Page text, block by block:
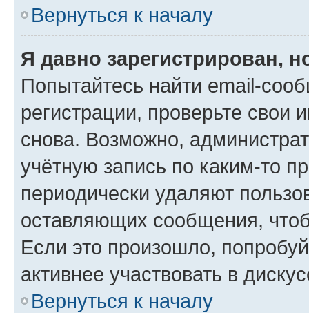
Вернуться к началу
Я давно зарегистрирован,
Попытайтесь найти email-
регистрации, проверьте свои
снова. Возможно,
учётную запись по каким-то
периодически удаляют
оставляющих сообщения,
Если это произошло,
активнее участвовать в
Вернуться к началу